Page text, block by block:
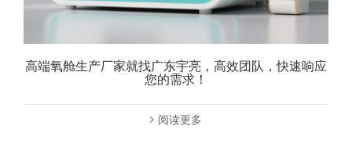
高端氧舱生产厂家就找广东宇亮，高效团队，快速响应
您的需求！
阅读更多